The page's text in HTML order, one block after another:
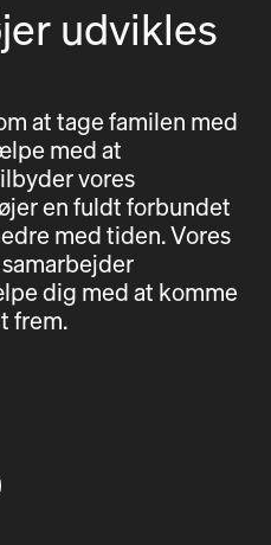
udvikles
at tage familen med
med at
vores
en fuldt forbundet
med tiden. Vores
dig med at komme
frem.